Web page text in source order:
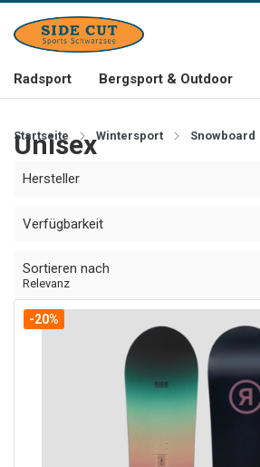
Radsport Bergsport & Outdoor
Startseite Wintersport Snowboard
Unisex
Hersteller
Verfügbarkeit
Sortieren nach
Relevanz
-20%